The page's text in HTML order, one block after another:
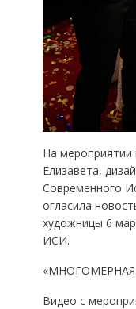
На мероприятии
Елизавета,
Современного
огласила
художницы 6
ИСИ.
Видео с